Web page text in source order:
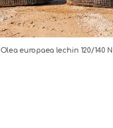
Olea europaea lechin 120/140